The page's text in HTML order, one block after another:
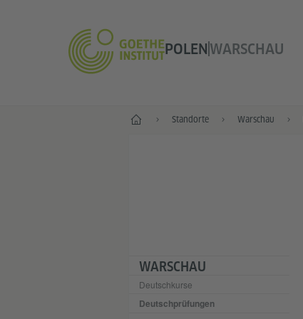
POLEN WARSCHAU
Start Standorte Warschau
WARSCHAU
Deutschkurse
Deutschprüfungen